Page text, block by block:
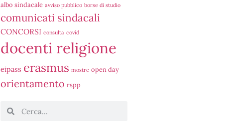
albo sindacale avviso pubblico borse di studio
comunicati sindacali
CONCORSI consulta covid
docenti religione
eipass erasmus mostre open day
orientamento rspp